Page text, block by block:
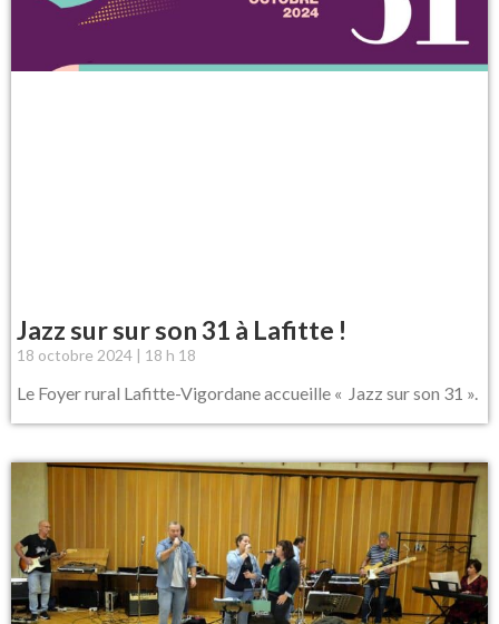
Jazz sur sur son 31 à Lafitte !
18 octobre 2024 18 h 18
Le Foyer rural Lafitte-Vigordane accueille « Jazz sur son 31 ».